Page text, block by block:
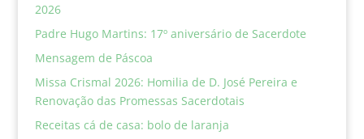
2026
Padre Hugo Martins: 17º aniversário de Sacerdote
Mensagem de Páscoa
Missa Crismal 2026: Homilia de D. José Pereira e
Renovação das Promessas Sacerdotais
Receitas cá de casa: bolo de laranja